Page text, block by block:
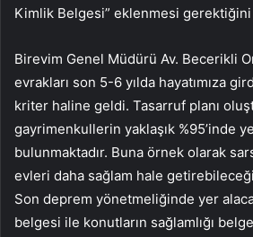
Kimlik Belgesi” eklenmesi
Birevim Genel Müdürü Av. Becerikli
evrakları son 5-6 yılda hayatımıza
kriter haline geldi. Tasarruf planı
gayrimenkullerin yaklaşık %95’inde
bulunmaktadır. Buna örnek olarak
evleri daha sağlam hale
Son deprem yönetmeliğinde yer
belgesi ile konutların sağlamlığı